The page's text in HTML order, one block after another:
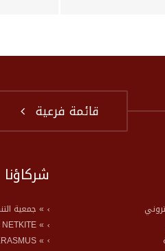
قائمة فرعية
شركاؤنا
» جمعية
» NETKITE
» ERASMUS+